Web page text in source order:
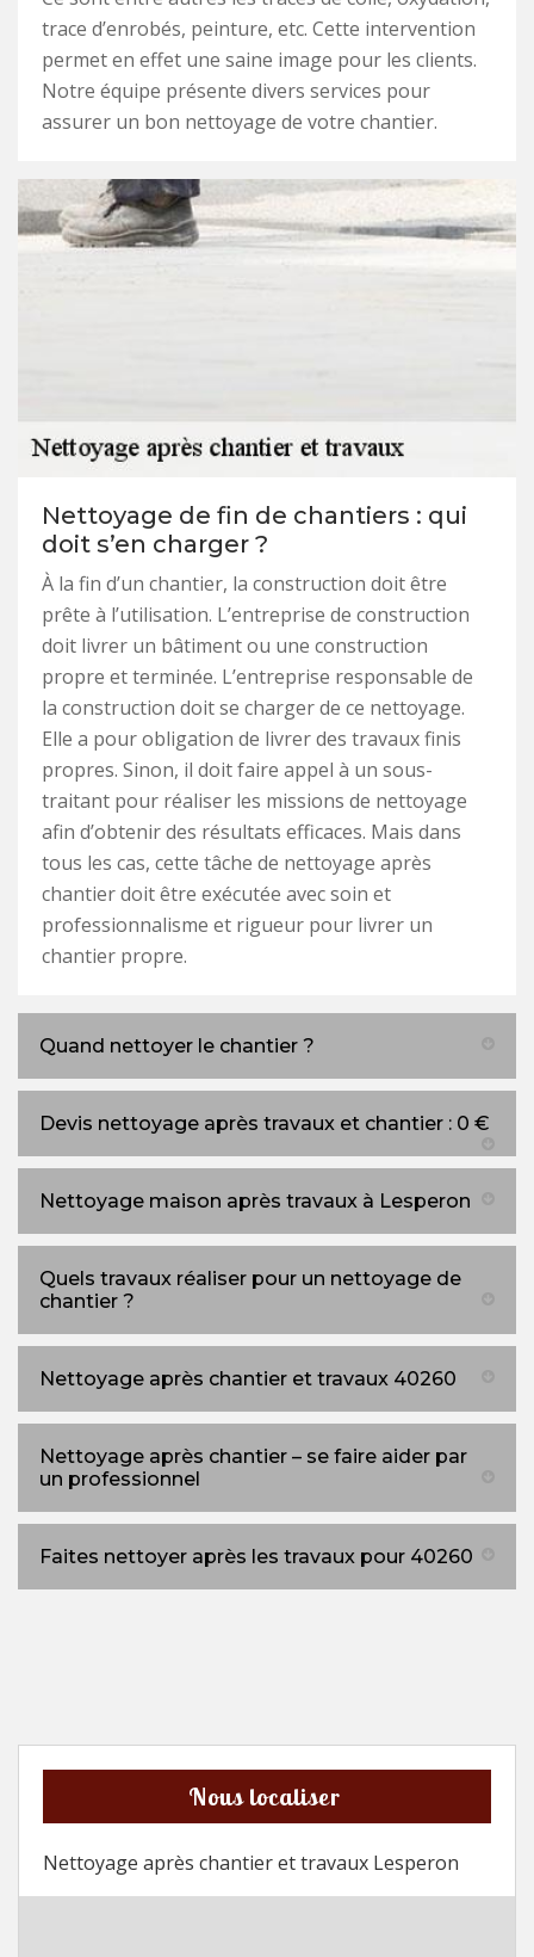
trace d’enrobés, peinture, etc. Cette intervention
permet en effet une saine image pour les clients.
Notre équipe présente divers services pour
assurer un bon nettoyage de votre chantier.
Nettoyage de fin de chantiers : qui
doit s’en charger ?
À la fin d’un chantier, la construction doit être
prête à l’utilisation. L’entreprise de construction
doit livrer un bâtiment ou une construction
propre et terminée. L’entreprise responsable de
la construction doit se charger de ce nettoyage.
Elle a pour obligation de livrer des travaux finis
propres. Sinon, il doit faire appel à un sous-
traitant pour réaliser les missions de nettoyage
afin d’obtenir des résultats efficaces. Mais dans
tous les cas, cette tâche de nettoyage après
chantier doit être exécutée avec soin et
professionnalisme et rigueur pour livrer un
chantier propre.
Quand nettoyer le chantier ?
Devis nettoyage après travaux et chantier : 0 €
Nettoyage maison après travaux à Lesperon
Quels travaux réaliser pour un nettoyage de
chantier ?
Nettoyage après chantier et travaux 40260
Nettoyage après chantier – se faire aider par
un professionnel
Faites nettoyer après les travaux pour 40260
Nous localiser
Nettoyage après chantier et travaux Lesperon